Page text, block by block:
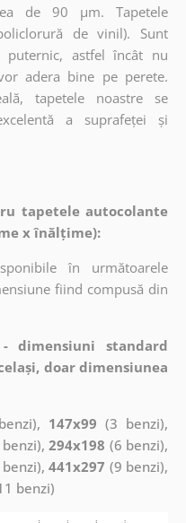
de 90 µm. Tapetele
de vinil). Sunt
astfel încât nu
adera bine pe perete.
tapetele noastre se
a suprafeței și
tapetele autocolante
x înălțime):
în următoarele
fiind compusă din
dimensiuni standard
doar dimensiunea
147x99 (3 benzi),
benzi),294x198 (6 benzi),
441x297 (9 benzi),
benzi)